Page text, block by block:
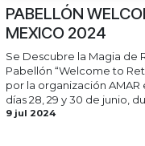
PABELLÓN
MEXICO 2024
Se Descubre la Magia de
Pabellón “Welcome to
por la organización AMAR
días 28, 29 y 30 de junio,
9 jul 2024